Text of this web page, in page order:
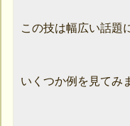
この技は幅広い話題
いくつか例を見てみ